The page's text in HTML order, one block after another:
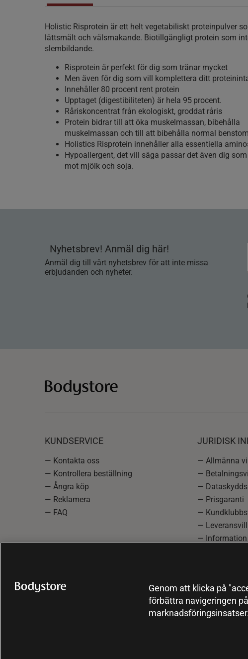
Holistic Risprotein är ett helt vegetabiliskt proteinpulver
lättsmält och välsmakande. Biotillgängligt protein som
slembildande.
Risprotein är perfekt för dig som tränar mycket
Men även för dig som vill komplettera ditt
Innehåller 80 procent rent protein
Upptaget (digestibiliteten) är hela 95 procent.
Råriskoncentrat från ekologiskt, groddat råris
Protein bidrar till att öka muskelmassan, bibehålla
muskelmassan och till att bibehålla normal
Holistics Risprotein innehåller alla essentiella
Hypoallergent, det vill säga passar det även dig
mot mjölk och soja.
Nyhetsbrev! Anmäl dig här!
Anmäl dig till vårt nyhetsbrev för att inte missa
erbjudanden och nyheter.
KUNDSERVICE
— Kontakta oss
— Kontrollera beställning
— Ångra köp
— Reklamera
— FAQ
JURIDISK
— Allmänna
—
—
— Prisgaranti
—
—
— Information
Genom att klicka på
förbättra navigeringen